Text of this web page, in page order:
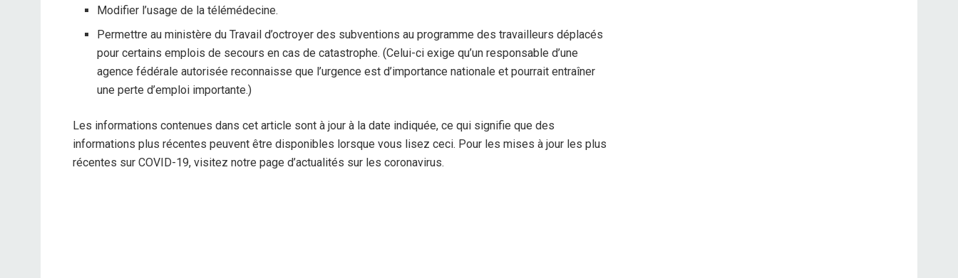
Modifier l’usage de la télémédecine.
Permettre au ministère du Travail d’octroyer des subventions au programme des travailleurs déplacés
pour certains emplois de secours en cas de catastrophe. (Celui-ci exige qu’un responsable d’une
agence fédérale autorisée reconnaisse que l’urgence est d’importance nationale et pourrait entraîner
une perte d’emploi importante.)
Les informations contenues dans cet article sont à jour à la date indiquée, ce qui signifie que des
informations plus récentes peuvent être disponibles lorsque vous lisez ceci. Pour les mises à jour les plus
récentes sur COVID-19, visitez notre page d’actualités sur les coronavirus.